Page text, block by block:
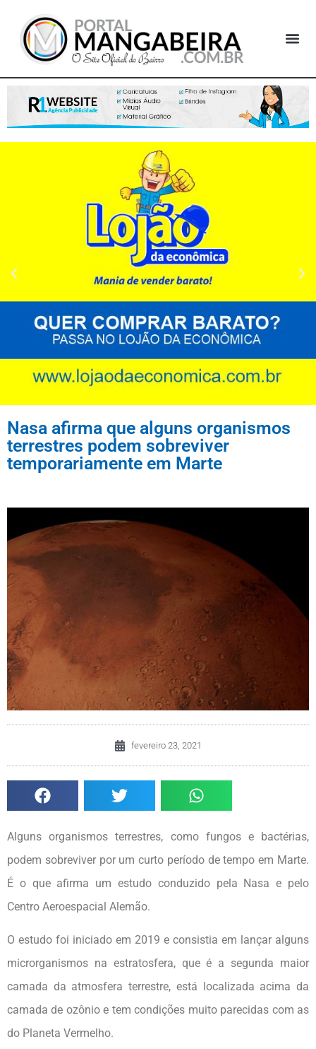
Nasa afirma que alguns organismos
terrestres podem sobreviver
temporariamente em Marte
fevereiro 23, 2021
Alguns organismos terrestres, como fungos e bactérias,
podem sobreviver por um curto período de tempo em Marte.
É o que afirma um estudo conduzido pela Nasa e pelo
Centro Aeroespacial Alemão.
O estudo foi iniciado em 2019 e consistia em lançar alguns
microrganismos na estratosfera, que é a segunda maior
camada da atmosfera terrestre, está localizada acima da
camada de ozônio e tem condições muito parecidas com as
do Planeta Vermelho.